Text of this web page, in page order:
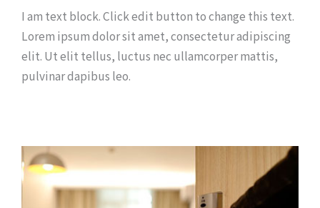
I am text block. Click edit button to change this text.
Lorem ipsum dolor sit amet, consectetur adipiscing
elit. Ut elit tellus, luctus nec ullamcorper mattis,
pulvinar dapibus leo.